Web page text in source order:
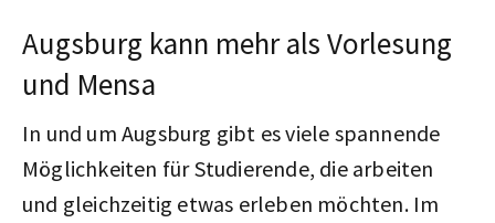
Augsburg kann mehr als Vorlesung
und Mensa
In und um Augsburg gibt es viele spannende
Möglichkeiten für Studierende, die arbeiten
und gleichzeitig etwas erleben möchten. Im